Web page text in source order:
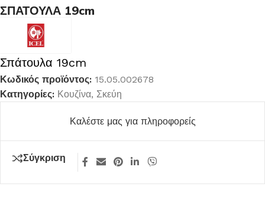
ΣΠΑΤΟΥΛΑ 19cm
Σπάτουλα 19cm
Κωδικός προϊόντος: 15.05.002678
Κατηγορίες: Κουζίνα, Σκεύη
Καλέστε μας για πληροφορείς
Σύγκριση